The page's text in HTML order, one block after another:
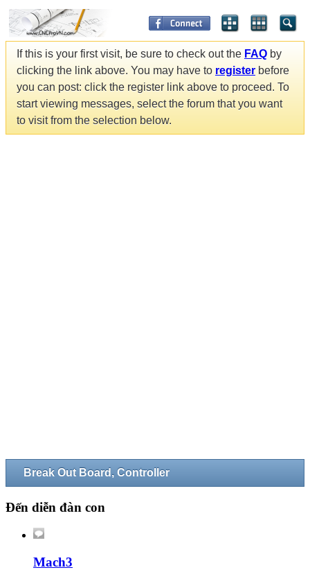
If this is your first visit, be sure to check out the FAQ by
clicking the link above. You may have to register before
you can post: click the register link above to proceed. To
start viewing messages, select the forum that you want
to visit from the selection below.
Break Out Board, Controller
Đến diễn đàn con
Mach3